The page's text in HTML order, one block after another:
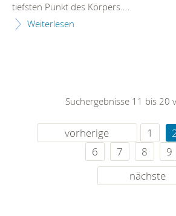
tiefsten Punkt des Körpers....
Weiterlesen
Suchergebnisse 11 bis 20
vorherige 1
6
7 8 9
nächste